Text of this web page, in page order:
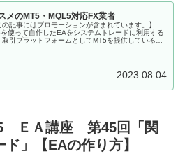
メのMT5・MQL5対応FX業者
の記事にはプロモーションが含まれています。】
使って自作したEAをシステムトレードに利用する
取引プラットフォームとしてMT5を提供しているFX
2023.08.04
ＥＡ講座 第45回「関
」【EAの作り方】